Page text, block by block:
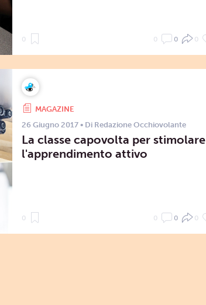
0 0 0 0
MAGAZINE
26 Giugno 2017• Di Redazione Occhiovolante
La classe capovolta per stimolare
l'apprendimento attivo
0 0 0 0